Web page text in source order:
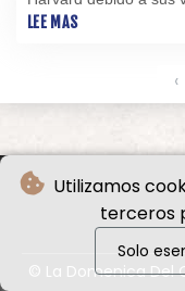
Utilizamos
terceros
Solo
Jeffrey Epstein,
LEE MAS
‹
© La Domenica Del